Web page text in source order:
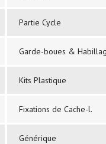
Partie Cycle
Garde-boues &
Kits Plastique
Fixations de Cache-l.
Générique